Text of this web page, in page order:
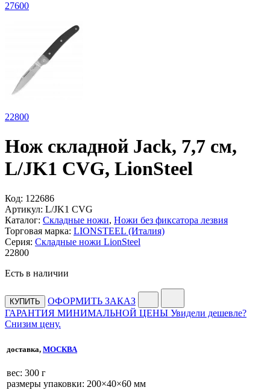
27600
22800
Нож складной Jack, 7,7 см,
L/JK1 CVG, LionSteel
Код: 122686
Артикул: L/JK1 CVG
Каталог: Складные ножи, Ножи без фиксатора лезвия
Торговая марка: LIONSTEEL (Италия)
Серия: Складные ножи LionSteel
22800
Есть в наличии
КУПИТЬ
ОФОРМИТЬ ЗАКАЗ
ГАРАНТИЯ МИНИМАЛЬНОЙ ЦЕНЫ Увидели дешевле?
Снизим цену.
доставка, МОСКВА
веc: 300 г
размеры упаковки: 200×40×60 мм